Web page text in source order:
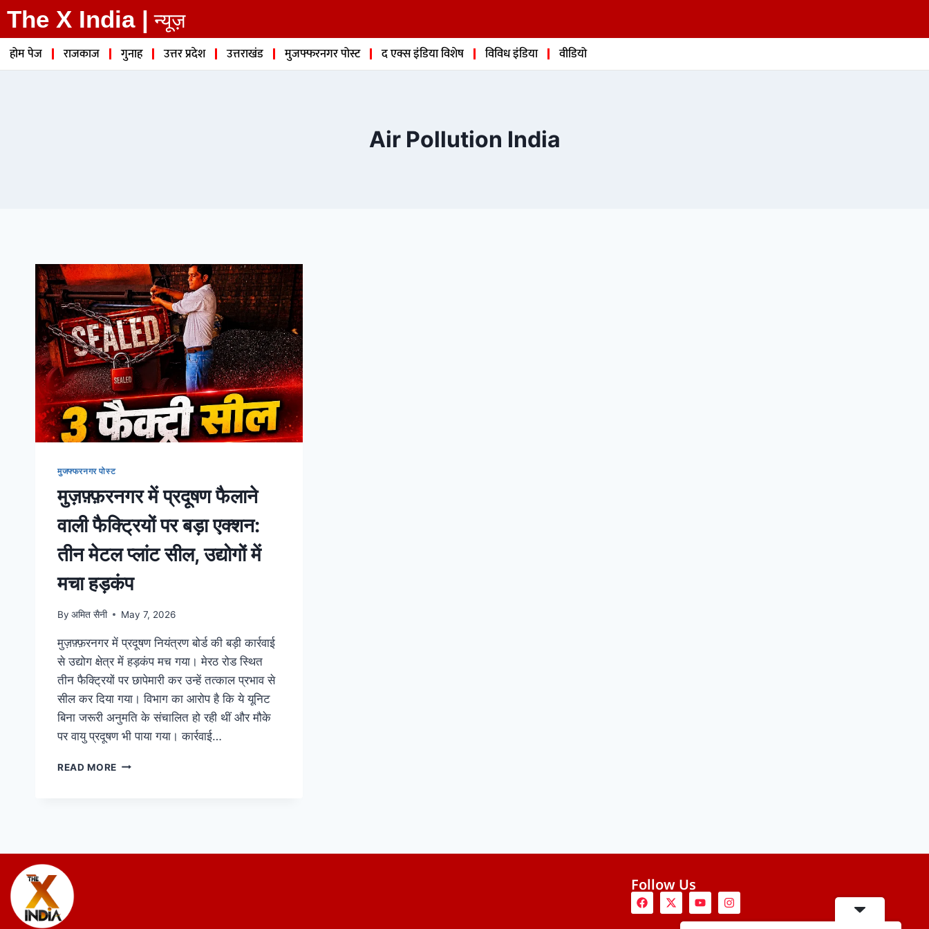
The X India | न्यूज़
होम पेज राजकाज गुनाह उत्तर प्रदेश उत्तराखंड मुजफ्फरनगर पोस्ट द एक्स इंडिया विशेष विविध इंडिया वीडियो
Air Pollution India
मुजफ्फरनगर पोस्ट
मुज़फ़्फ़रनगर में प्रदूषण फैलाने
वाली फैक्ट्रियों पर बड़ा एक्शन:
तीन मेटल प्लांट सील, उद्योगों में
मचा हड़कंप
By अमित सैनी May 7, 2026
मुज़फ़्फ़रनगर में प्रदूषण नियंत्रण बोर्ड की बड़ी कार्रवाई
से उद्योग क्षेत्र में हड़कंप मच गया। मेरठ रोड स्थित
तीन फैक्ट्रियों पर छापेमारी कर उन्हें तत्काल प्रभाव से
सील कर दिया गया। विभाग का आरोप है कि ये यूनिट
बिना जरूरी अनुमति के संचालित हो रही थीं और मौके
पर वायु प्रदूषण भी पाया गया। कार्रवाई…
READ MORE
Follow Us